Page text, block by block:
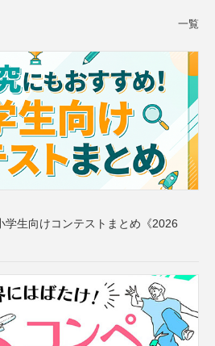
一覧
学生向けコンテストまとめ《2026